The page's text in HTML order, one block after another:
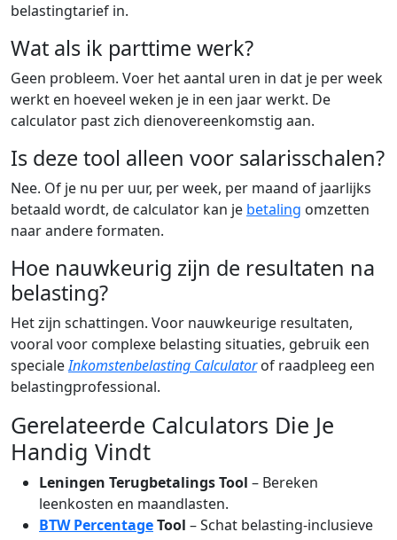
belastingtarief in.
Wat als ik parttime werk?
Geen probleem. Voer het aantal uren in dat je per week
werkt en hoeveel weken je in een jaar werkt. De
calculator past zich dienovereenkomstig aan.
Is deze tool alleen voor salarisschalen?
Nee. Of je nu per uur, per week, per maand of jaarlijks
betaald wordt, de calculator kan je betaling omzetten
naar andere formaten.
Hoe nauwkeurig zijn de resultaten na
belasting?
Het zijn schattingen. Voor nauwkeurige resultaten,
vooral voor complexe belasting situaties, gebruik een
specialeInkomstenbelasting Calculatorof raadpleeg een
belastingprofessional.
Gerelateerde Calculators Die Je
Handig Vindt
Leningen Terugbetalings Tool – Bereken
leenkosten en maandlasten.
BTW PercentageTool – Schat belasting-inclusieve